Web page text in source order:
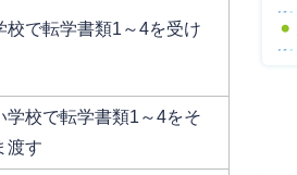
校で転学書類1～4を受け
学校で転学書類1～4をそ
渡す